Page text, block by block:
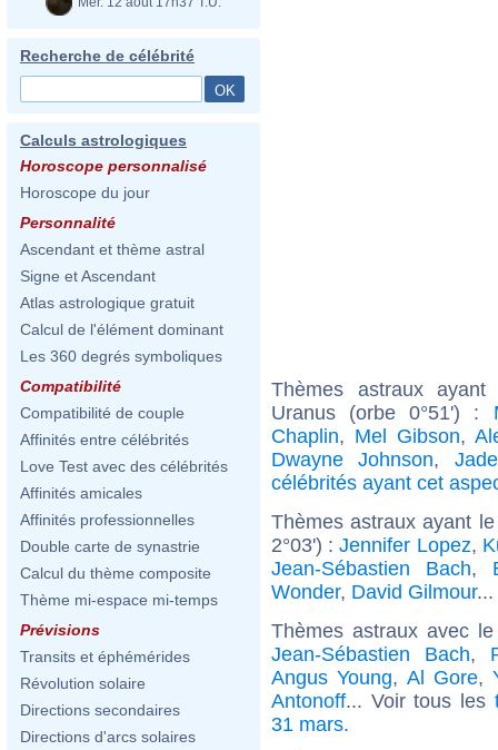
Recherche de célébrité
Calculs astrologiques
Horoscope personnalisé
Horoscope du jour
Personnalité
Ascendant et thème astral
Signe et Ascendant
Atlas astrologique gratuit
Calcul de l'élément dominant
Les 360 degrés symboliques
Compatibilité
Compatibilité de couple
Affinités entre célébrités
Love Test avec des célébrités
Affinités amicales
Affinités professionnelles
Double carte de synastrie
Calcul du thème composite
Thème mi-espace mi-temps
Prévisions
Transits et éphémérides
Révolution solaire
Directions secondaires
Directions d'arcs solaires
Thèmes astraux
Uranus (orbe 0°51') :
Chaplin, Mel Gibson,
Dwayne Johnson,
célébrités ayant cet
Thèmes astraux ayant
2°03') :Jennifer Lopez,
Jean-Sébastien Bach,
Wonder, David Gilmour
Thèmes astraux avec
Jean-Sébastien Bach,
Angus Young, Al Gore,
Antonoff... Voir tous les
31 mars.